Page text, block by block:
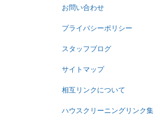
お問い合わせ
プライバシーポリシー
スタッフブログ
サイトマップ
相互リンクについて
ハウスクリーニングリンク集